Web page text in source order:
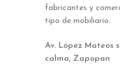
fabricantes y
tipo de mobiliario.
Av. López Mateos
calma, Zapopan